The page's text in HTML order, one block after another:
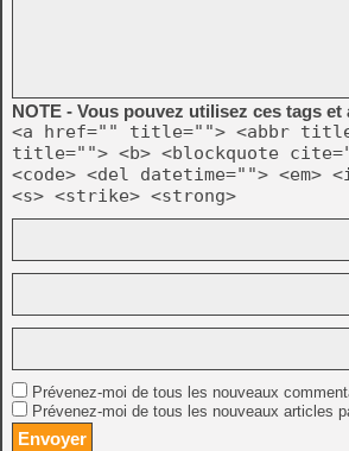
NOTE - Vous pouvez utilisez ces tags
<a href="" title=""> <abbr
title=""> <b> <blockquote
<code> <del datetime=""> <em>
<s> <strike> <strong>
Prévenez-moi de tous les nouveaux
Prévenez-moi de tous les nouveaux articles